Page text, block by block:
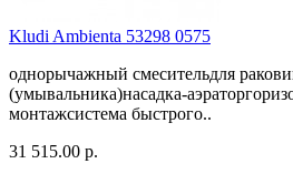
Kludi Ambienta 53298 0575
однорычажный смесительдля
(умывальника)насадка-
монтажсистема быстрого..
31 515.00 р.